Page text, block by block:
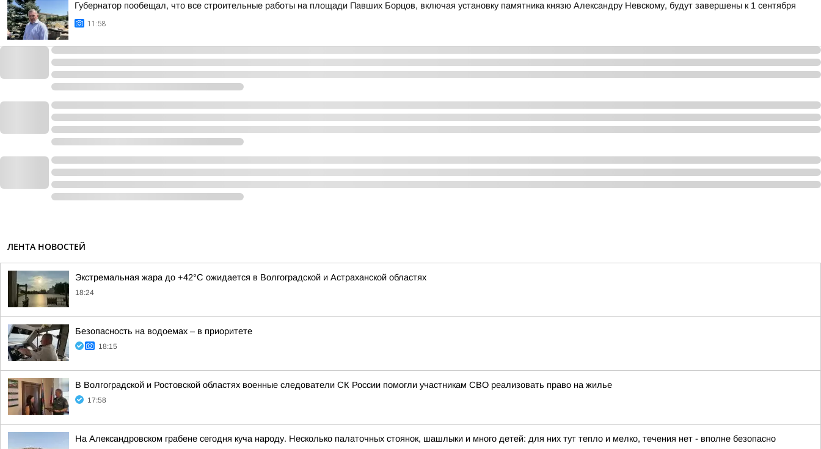
Губернатор пообещал, что все строительные работы на площади Павших Борцов, включая установку памятника князю Александру Невскому, будут завершены к 1 сентября
11:58
ЛЕНТА НОВОСТЕЙ
Экстремальная жара до +42°C ожидается в Волгоградской и Астраханской областях
18:24
Безопасность на водоемах – в приоритете
18:15
В Волгоградской и Ростовской областях военные следователи СК России помогли участникам СВО реализовать право на жилье
17:58
На Александровском грабене сегодня куча народу. Несколько палаточных стоянок, шашлыки и много детей: для них тут тепло и мелко, течения нет - вполне безопасно